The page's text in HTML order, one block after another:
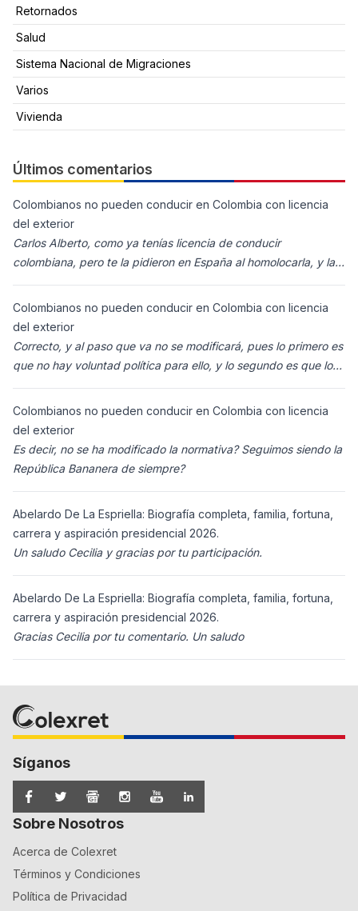
Retornados
Salud
Sistema Nacional de Migraciones
Varios
Vivienda
Últimos comentarios
Colombianos no pueden conducir en Colombia con licencia
del exterior
Carlos Alberto, como ya tenías licencia de conducir
colombiana, pero te la pidieron en España al homolocarla, y la
Colombianos no pueden conducir en Colombia con licencia
del exterior
Correcto, y al paso que va no se modificará, pues lo primero es
que no hay voluntad política para ello, y lo segundo es que los
Colombianos no pueden conducir en Colombia con licencia
del exterior
Es decir, no se ha modificado la normativa? Seguimos siendo la
República Bananera de siempre?
Abelardo De La Espriella: Biografía completa, familia, fortuna,
carrera y aspiración presidencial 2026.
Un saludo Cecilia y gracias por tu participación.
Abelardo De La Espriella: Biografía completa, familia, fortuna,
carrera y aspiración presidencial 2026.
Gracias Cecilia por tu comentario. Un saludo
Síganos
Sobre Nosotros
Acerca de Colexret
Términos y Condiciones
Política de Privacidad